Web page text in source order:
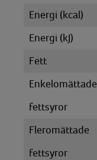
Energi (kcal)
Energi (kJ)
Fett
Enkelomättade
fettsyror
Fleromättade
fettsyror